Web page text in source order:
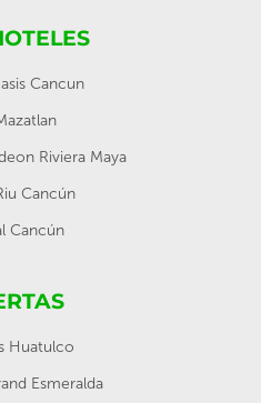
Cancun
Riviera Maya
Cancún
Cancún
Huatulco
Esmeralda